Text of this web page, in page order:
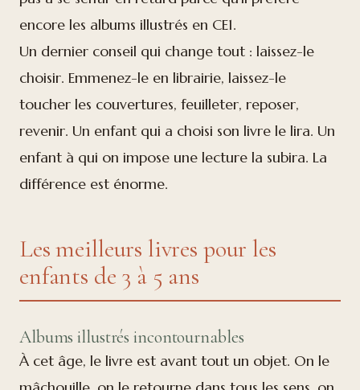
encore les albums illustrés en CE1.
Un dernier conseil qui change tout : laissez-le
choisir. Emmenez-le en librairie, laissez-le
toucher les couvertures, feuilleter, reposer,
revenir. Un enfant qui a choisi son livre le lira. Un
enfant à qui on impose une lecture la subira. La
différence est énorme.
Les meilleurs livres pour les
enfants de 3 à 5 ans
Albums illustrés incontournables
À cet âge, le livre est avant tout un objet. On le